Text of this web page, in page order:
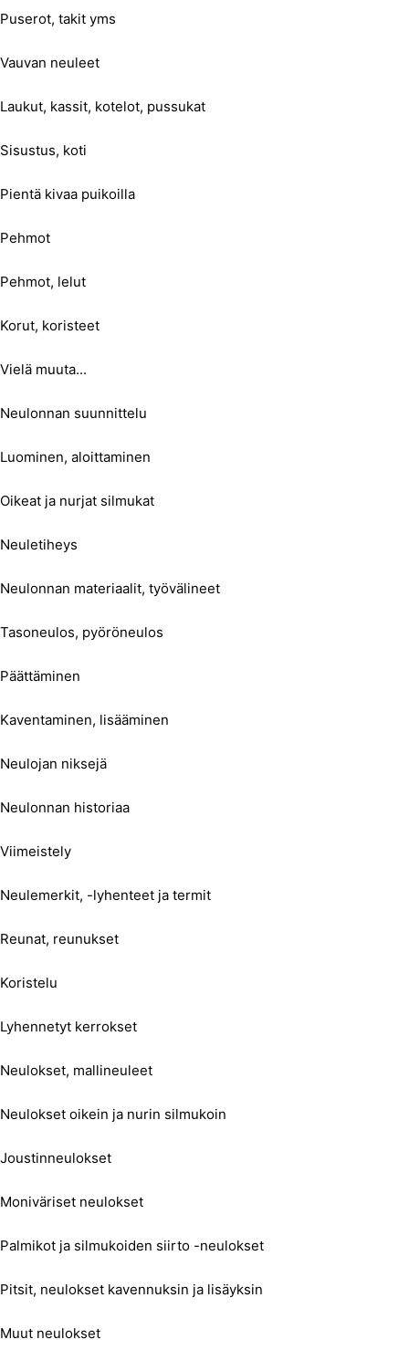
Puserot, takit yms
Vauvan neuleet
Laukut, kassit, kotelot, pussukat
Sisustus, koti
Pientä kivaa puikoilla
Pehmot
Pehmot, lelut
Korut, koristeet
Vielä muuta...
Neulonnan suunnittelu
Luominen, aloittaminen
Oikeat ja nurjat silmukat
Neuletiheys
Neulonnan materiaalit, työvälineet
Tasoneulos, pyöröneulos
Päättäminen
Kaventaminen, lisääminen
Neulojan niksejä
Neulonnan historiaa
Viimeistely
Neulemerkit, -lyhenteet ja termit
Reunat, reunukset
Koristelu
Lyhennetyt kerrokset
Neulokset, mallineuleet
Neulokset oikein ja nurin silmukoin
Joustinneulokset
Moniväriset neulokset
Palmikot ja silmukoiden siirto -neulokset
Pitsit, neulokset kavennuksin ja lisäyksin
Muut neulokset